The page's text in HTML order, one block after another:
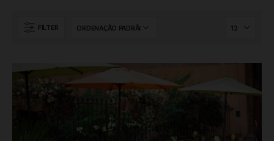
FILTER